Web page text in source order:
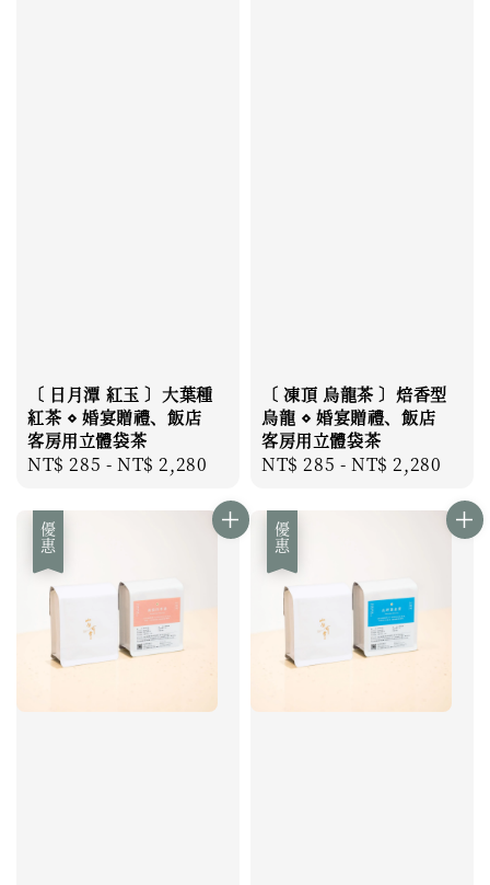
〔 日月潭 紅玉 〕大葉種
紅茶 ⋄ 婚宴贈禮、飯店
客房用立體袋茶
Regular
NT$ 285 -NT$ 2,280
〔 凍頂 烏龍茶 〕焙香型
烏龍 ⋄ 婚宴贈禮、飯店
客房用立體袋茶
Regular
NT$ 285 -NT$ 2,280
優惠 優惠